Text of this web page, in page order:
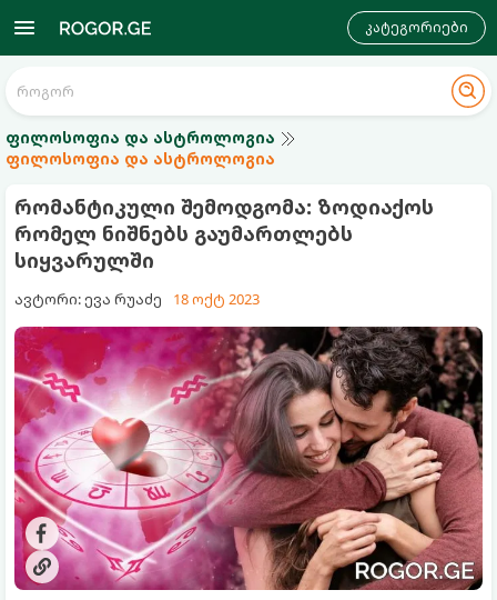
კატეგორიები
ფილოსოფია და ასტროლოგია
ფილოსოფია და ასტროლოგია
რომანტიკული შემოდგომა: ზოდიაქოს
რომელ ნიშნებს გაუმართლებს
სიყვარულში
ავტორი: ევა რუაძე 18 ოქტ 2023